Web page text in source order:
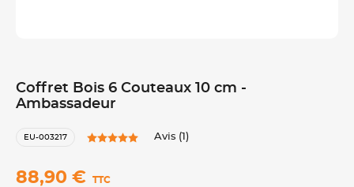
Coffret Bois 6 Couteaux 10 cm -
Ambassadeur
EU-003217 Avis (1)
88,90 € TTC